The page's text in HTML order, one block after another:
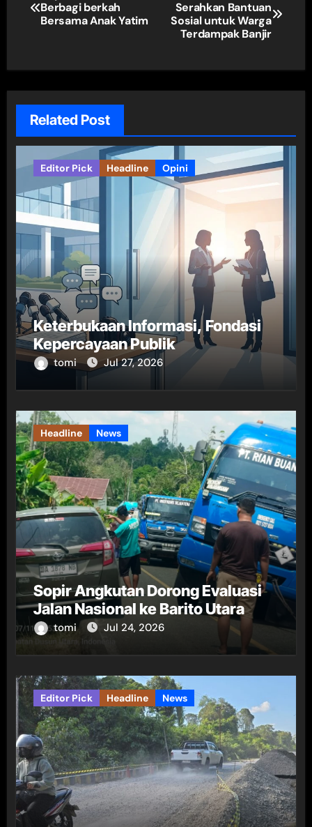
pos
Berbagi berkah
Bersama Anak Yatim
Serahkan Bantuan
Sosial untuk Warga
Terdampak Banjir
Related Post
Editor Pick Headline Opini
Keterbukaan Informasi, Fondasi
Kepercayaan Publik
tomi Jul 27, 2026
Headline News
Sopir Angkutan Dorong Evaluasi
Jalan Nasional ke Barito Utara
tomi Jul 24, 2026
Editor Pick Headline News